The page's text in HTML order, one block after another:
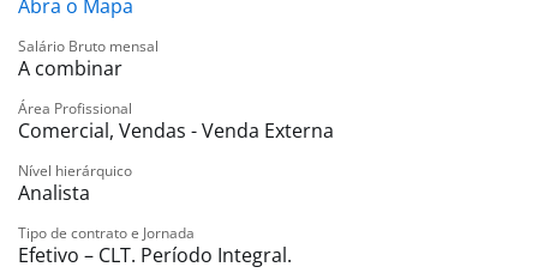
O que você precisa ter?
Ensino Médio Completo (2º Grau);
CNH B Valida;
Carro;
Benefícios
Comissão atrativo sem limites, R$ 5 à R$ 6 mil reais +
Abra o Mapa
Salário Bruto mensal
A combinar
Área Profissional
Comercial, Vendas - Venda Externa
Nível hierárquico
Analista
Tipo de contrato e Jornada
Efetivo – CLT. Período Integral.